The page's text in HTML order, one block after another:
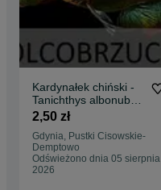
Kardynałek chiński -
Tanichthys albonubes
- dowozimy, wysyłamy
2,50 zł
Gdynia, Pustki Cisowskie-
Demptowo
Odświeżono dnia 05 sierpnia
2026